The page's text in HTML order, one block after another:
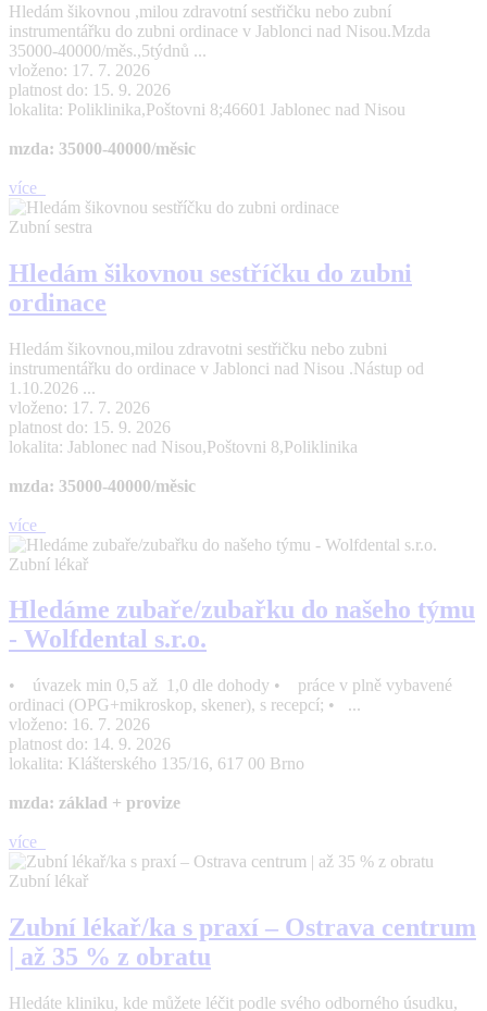
Hledám šikovnou ,milou zdravotní sestřičku nebo zubní
instrumentářku do zubni ordinace v Jablonci nad Nisou.Mzda
35000-40000/měs.,5týdnů ...
vloženo: 17. 7. 2026
platnost do: 15. 9. 2026
lokalita: Poliklinika,Poštovni 8;46601 Jablonec nad Nisou
mzda: 35000-40000/měsic
více
Zubní sestra
Hledám šikovnou sestříčku do zubni
ordinace
Hledám šikovnou,milou zdravotni sestřičku nebo zubni
instrumentářku do ordinace v Jablonci nad Nisou .Nástup od
1.10.2026 ...
vloženo: 17. 7. 2026
platnost do: 15. 9. 2026
lokalita: Jablonec nad Nisou,Poštovni 8,Poliklinika
mzda: 35000-40000/měsic
více
Zubní lékař
Hledáme zubaře/zubařku do našeho týmu
- Wolfdental s.r.o.
• úvazek min 0,5 až 1,0 dle dohody • práce v plně vybavené
ordinaci (OPG+mikroskop, skener), s recepcí; • ...
vloženo: 16. 7. 2026
platnost do: 14. 9. 2026
lokalita: Klášterského 135/16, 617 00 Brno
mzda: základ + provize
více
Zubní lékař
Zubní lékař/ka s praxí – Ostrava centrum
| až 35 % z obratu
Hledáte kliniku, kde můžete léčit podle svého odborného úsudku,